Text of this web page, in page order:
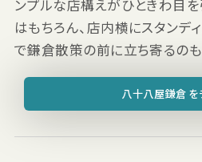
ンプルな店構えがひときわ目を
はもちろん、店内横にスタンデ
で鎌倉散策の前に立ち寄るのも
八十八屋鎌倉 を